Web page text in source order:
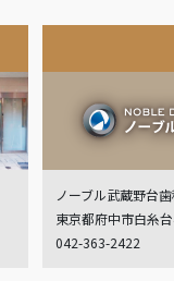
ノーブル武蔵野台
東京都府中市白糸
042-363-2422